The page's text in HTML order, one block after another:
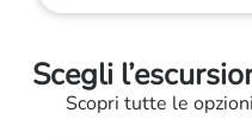
Scegli
Scopri tutte le